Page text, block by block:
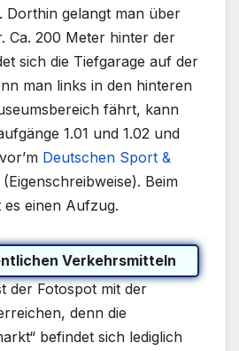
Dorthin gelangt man über
Ca. 200 Meter hinter der
sich die Tiefgarage auf der
man links in den hinteren
fährt, kann
1.01 und 1.02 und
Deutschen Sport &
(Eigenschreibweise). Beim
es einen Aufzug.
Verkehrsmitteln
der Fotospot mit der
denn die
befindet sich lediglich